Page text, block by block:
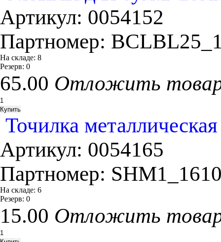
Артикул: 0054152
Партномер:
На складе: 8
Резерв: 0
65.00 Отложить
Точилка
Артикул: 0054165
Партномер:
На складе: 6
Резерв: 0
15.00 Отложить